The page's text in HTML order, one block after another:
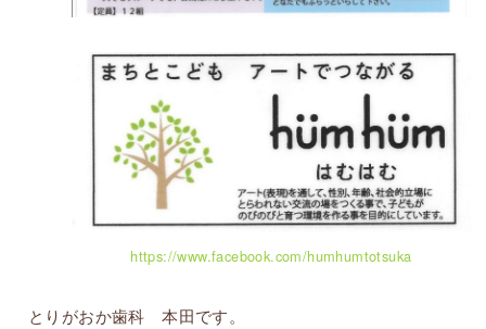
https://www.facebook.com/humhumtotsuka
とりがおか歯科 本田です。